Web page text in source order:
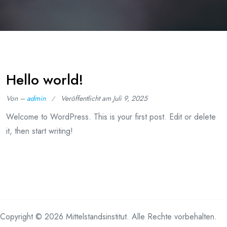
Hello world!
Von –admin Veröffentlicht am Juli 9, 2025
Welcome to WordPress. This is your first post. Edit or delete
it, then start writing!
Copyright © 2026 Mittelstandsinstitut. Alle Rechte vorbehalten.